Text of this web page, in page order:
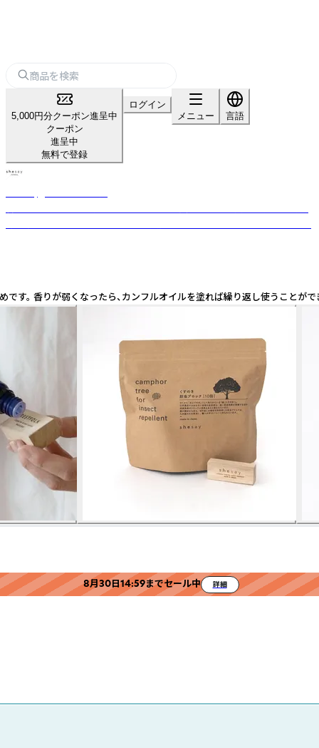
5,000円分クーポン進呈中
クーポン
進呈中
無料で登録
ログイン
メニュー
言語
香りが弱くなったら、カンフルオイルを塗れば繰り返し使うこと
8月30日14:59までセール中 詳細